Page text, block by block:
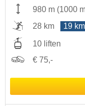
980 m (1000
28 km
19 km
10 liften
€ 75,-